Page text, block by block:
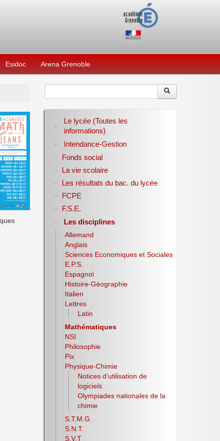
Esidoc Arena Grenoble
Le lycée (Toutes les
informations)
RENTREE 2026-2027
Stage des élèves de seconde
Intendance-Gestion
Restauration scolaire
Bourses nationales
Année scolaire 2017-2018
Année scolaire 2018-2019
Année scolaire 2019-2020
Fonds social
La vie scolaire
Les résultats du bac. du lycée
FCPE
F.S.E.
Les disciplines
Allemand
Anglais
Sciences Economiques et Sociales
E.P.S.
Espagnol
Histoire-Géographie
Italien
Lettres
Latin
Mathématiques
NSI
Philosophie
Pix
Physique-Chimie
Notices d’utilisation de
logiciels
Olympiades nationales de la
chimie
S.T.M.G.
S.N.T.
S.V.T